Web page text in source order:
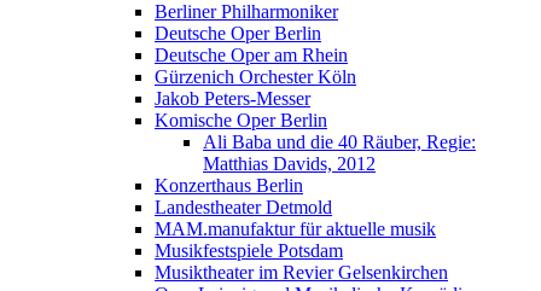
Berliner Philharmoniker
Deutsche Oper Berlin
Deutsche Oper am Rhein
Gürzenich Orchester Köln
Jakob Peters-Messer
Komische Oper Berlin
Ali Baba und die 40 Räuber, Regie:
Matthias Davids, 2012
Konzerthaus Berlin
Landestheater Detmold
MAM.manufaktur für aktuelle musik
Musikfestspiele Potsdam
Musiktheater im Revier Gelsenkirchen